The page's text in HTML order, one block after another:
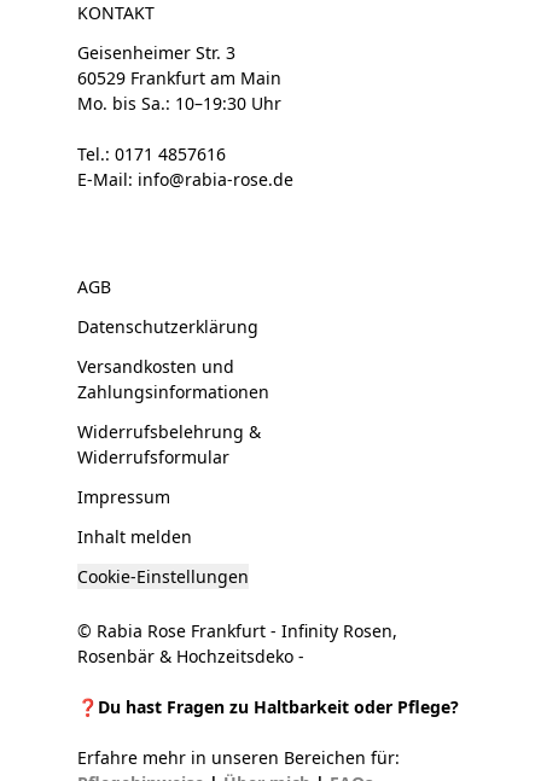
KONTAKT
Geisenheimer Str. 3
60529 Frankfurt am Main
Mo. bis Sa.: 10–19:30 Uhr
Tel.: 0171 4857616
E-Mail: info@rabia-rose.de
AGB
Datenschutzerklärung
Versandkosten und
Zahlungsinformationen
Widerrufsbelehrung &
Widerrufsformular
Impressum
Inhalt melden
Cookie-Einstellungen
© Rabia Rose Frankfurt - Infinity Rosen,
Rosenbär & Hochzeitsdeko -
❓Du hast Fragen zu Haltbarkeit oder Pflege?
Erfahre mehr in unseren Bereichen für: